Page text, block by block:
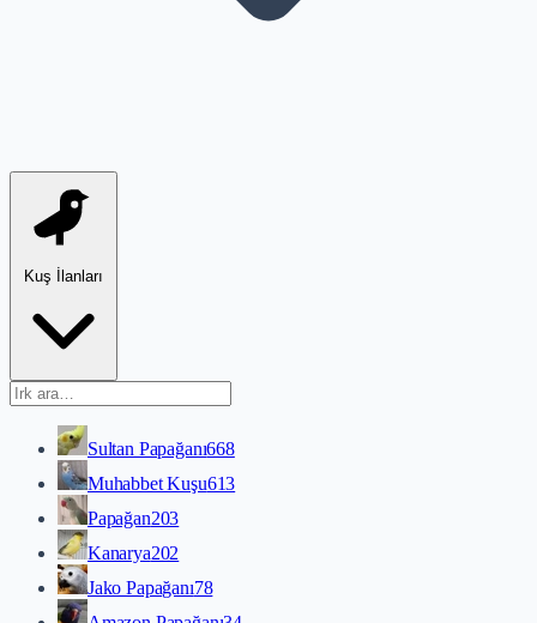
Kuş İlanları
Sultan Papağanı668
Muhabbet Kuşu613
Papağan203
Kanarya202
Jako Papağanı78